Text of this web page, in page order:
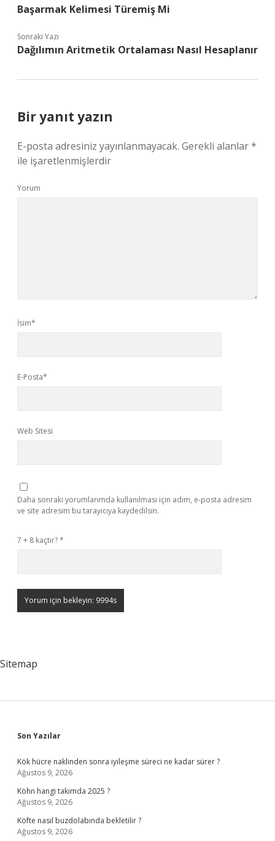
Başarmak Kelimesi Türemiş Mi
Sonraki Yazı
Dağılımın Aritmetik Ortalaması Nasıl Hesaplanır
Bir yanıt yazın
E-posta adresiniz yayınlanmayacak. Gerekli alanlar*
ile işaretlenmişlerdir
Yorum
İsim*
E-Posta*
Web Sitesi
Daha sonraki yorumlarımda kullanılması için adım, e-posta adresim
ve site adresim bu tarayıcıya kaydedilsin.
7 + 8 kaçtır?*
Sitemap
Sidebar
Son Yazılar
Kök hücre naklinden sonra iyileşme süreci ne kadar sürer ?
Ağustos 9, 2026
Köhn hangi takımda 2025 ?
Ağustos 9, 2026
Köfte nasıl buzdolabında bekletilir ?
Ağustos 9, 2026